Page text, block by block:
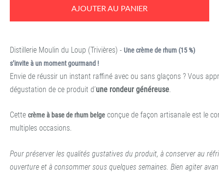
AJOUTER AU PANIER
Distillerie Moulin du Loup (Trivières) - Une crème de rhum (15 %)
s’invite à un moment gourmand !
Envie de réussir un instant raffiné avec ou sans glaçons ? Vous
dégustation de ce produit d’une rondeur généreuse.
Cette crème à base de rhum belge conçue de façon artisanale est le
multiples occasions.
Pour préserver les qualités gustatives du produit, à conserver au
ouverture et à consommer sous quelques semaines. Bien agiter